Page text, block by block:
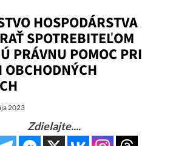
HOSPODÁRSTVA
SPOTREBITEĽOM
PRÁVNU POMOC PRI
OBCHODNÝCH
2023
Zdielajte....